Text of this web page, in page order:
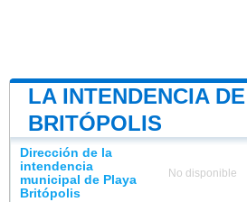
LA INTENDENCIA
BRITÓPOLIS
Dirección de la
intendencia
municipal de Playa
Britópolis
No disponible